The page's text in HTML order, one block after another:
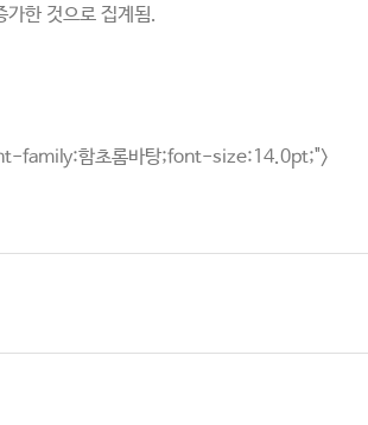
한 것으로 집계됨.
함초롬바탕;font-size:14.0pt;">